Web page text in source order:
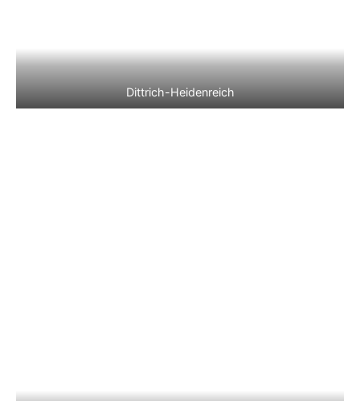
Dittrich-Heidenreich